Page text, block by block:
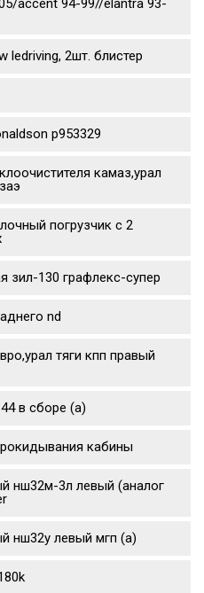
accent 94-99//elantra 93-
ledriving, 2шт. блистер
p953329
камаз,урал
погрузчик с 2
зил-130 графлекс-супер
nd
тяги кпп правый
в сборе (а)
кабины
нш32м-3л левый (аналог
нш32у левый мгп (а)